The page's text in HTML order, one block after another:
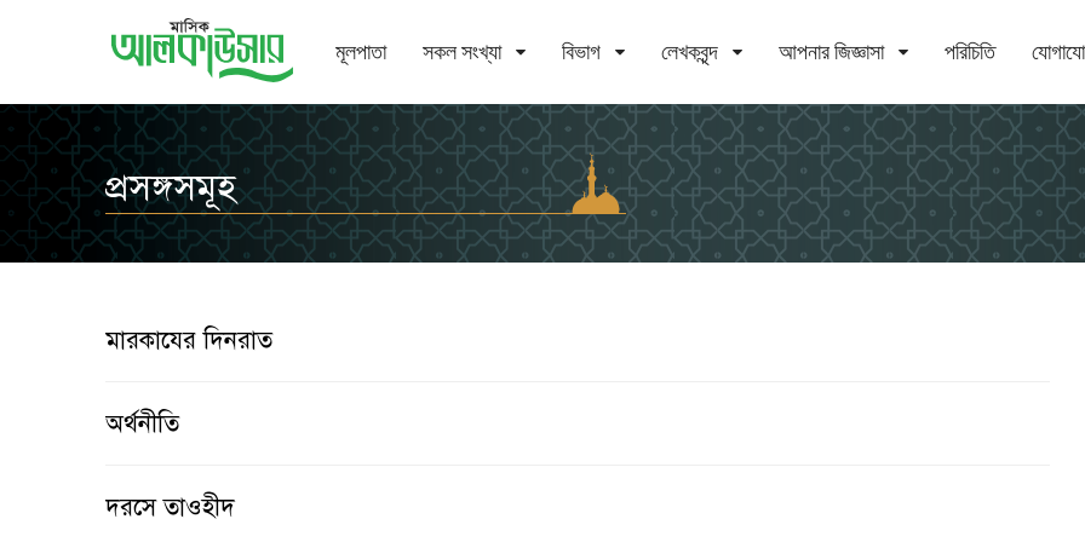
মূলপাতা সকল সংখ্যা বিভাগ লেখকবৃন্দ আপনার জিজ্ঞাসা পরিচিতি
প্রসঙ্গসমূহ
মারকাযের দিনরাত
অর্থনীতি
দরসে তাওহীদ